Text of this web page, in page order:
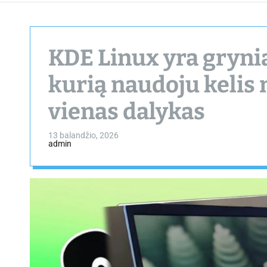
KDE Linux yra
kurią naudoju kelis
vienas dalykas
13 balandžio, 2026
admin